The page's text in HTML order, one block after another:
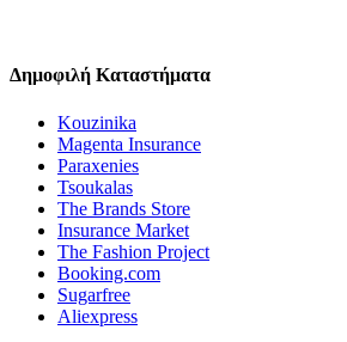
Δημοφιλή Καταστήματα
Kouzinika
Magenta Insurance
Paraxenies
Tsoukalas
The Brands Store
Insurance Market
The Fashion Project
Booking.com
Sugarfree
Aliexpress